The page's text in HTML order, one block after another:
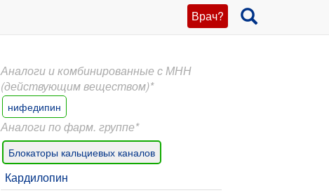
Врач?
Аналоги и комбинированные с МНН
(действующим веществом)*
нифедипин
Аналоги по фарм. группе*
Блокаторы кальциевых каналов
Кардилопин